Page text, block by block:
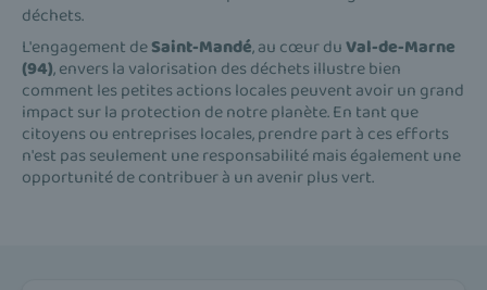
déchets.
L'engagement deSaint-Mandé, au cœur duVal-de-Marne
(94), envers la valorisation des déchets illustre bien
comment les petites actions locales peuvent avoir un grand
impact sur la protection de notre planète. En tant que
citoyens ou entreprises locales, prendre part à ces efforts
n'est pas seulement une responsabilité mais également une
opportunité de contribuer à un avenir plus vert.